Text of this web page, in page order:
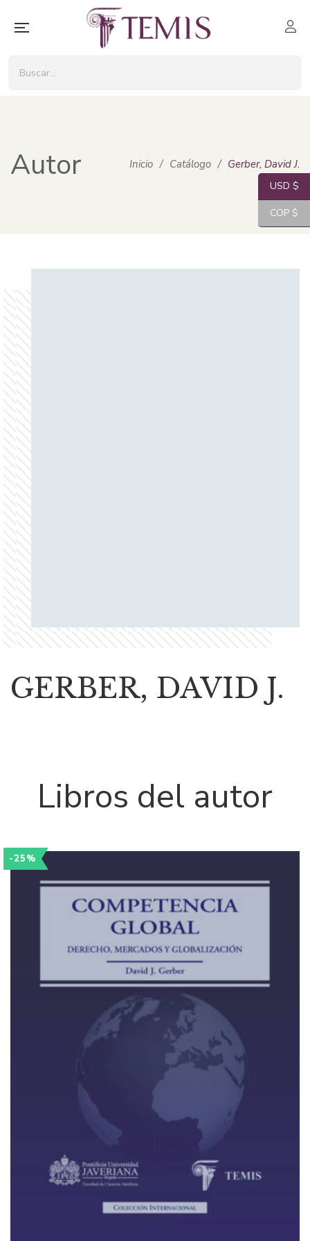
Autor Inicio / Catálogo / Gerber, David J.
GERBER, DAVID J.
Libros del autor
-25%
USD $
COP $